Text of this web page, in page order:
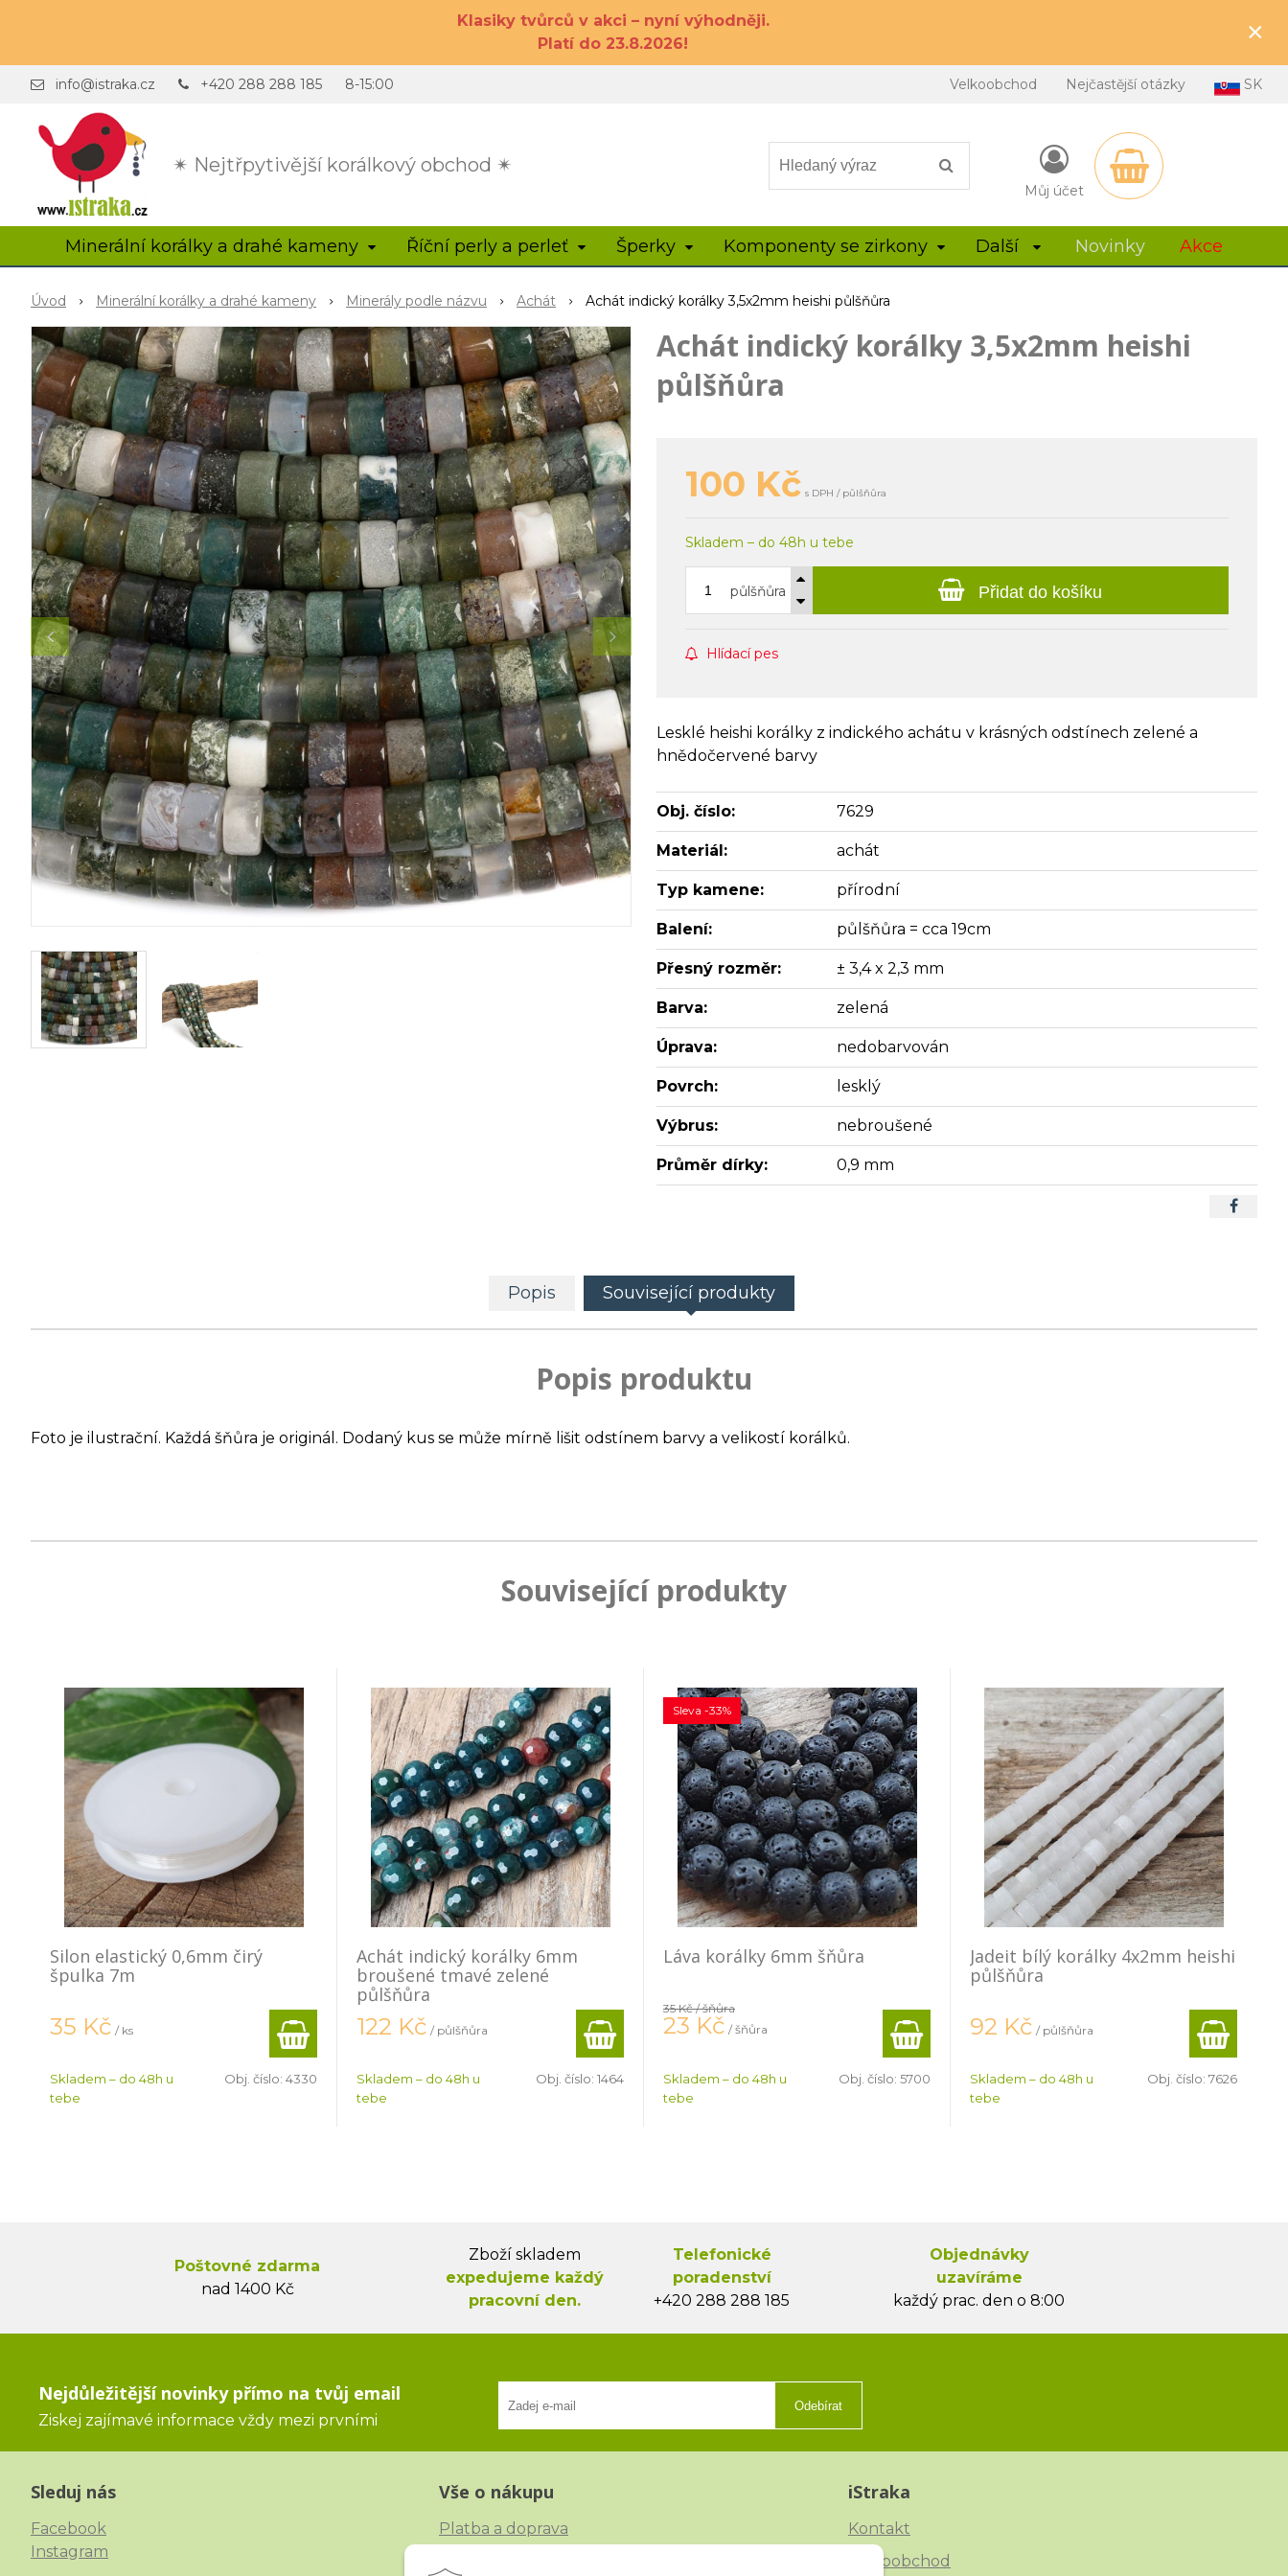
Klasiky tvůrců v akci – nyní výhodněji.
Platí do 23.8.2026!
×
✴ Nejtřpytivější korálkový obchod ✴
info@istraka.cz +420 288 288 185 8-15:00 Velkoobchod Nejčastější otázky SK
Můj účet
Minerální korálky a drahé kameny Říční perly a perleť Šperky Komponenty se zirkony Další Novinky Akce
Úvod Minerální korálky a drahé kameny Minerály podle názvu Achát Achát indický korálky 3,5x2mm heishi půlšňůra
Achát indický korálky 3,5x2mm heishi
půlšňůra
100 Kč s DPH / půlšňůra
Skladem – do 48h u tebe
půlšňůra Přidat do košíku
Hlídací pes
Lesklé heishi korálky z indického achátu v krásných odstínech zelené a
hnědočervené barvy
Obj. číslo: 7629
Materiál: achát
Typ kamene: přírodní
Balení: půlšňůra = cca 19cm
Přesný rozměr: ± 3,4 x 2,3 mm
Barva: zelená
Úprava: nedobarvován
Povrch: lesklý
Výbrus: nebroušené
Průměr dírky: 0,9 mm
Popis Související produkty
Popis produktu
Foto je ilustrační. Každá šňůra je originál. Dodaný kus se může mírně lišit odstínem barvy a velikostí korálků.
Související produkty
Silon elastický 0,6mm čirý
špulka 7m
35 Kč / ks
Skladem – do 48h u
tebe
Obj. číslo: 4330
Achát indický korálky 6mm
broušené tmavé zelené
půlšňůra
122 Kč / půlšňůra
Skladem – do 48h u
tebe
Obj. číslo: 1464
Láva korálky 6mm šňůra
Sleva -33%
35 Kč/ šňůra
23 Kč / šňůra
Skladem – do 48h u
tebe
Obj. číslo: 5700
Jadeit bílý korálky 4x2mm heishi
půlšňůra
92 Kč / půlšňůra
Skladem – do 48h u
tebe
Obj. číslo: 7626
Poštovné zdarma
nad 1400 Kč
Zboží skladem
expedujeme každý
pracovní den.
Telefonické
poradenství
+420 288 288 185
Objednávky
uzavíráme
každý prac. den o 8:00
Nejdůležitější novinky přímo na tvůj email
Ziskej zajímavé informace vždy mezi prvními
Odebírat
Sleduj nás
Facebook
Instagram
Vše o nákupu
Platba a doprava
iStraka
Kontakt
Velkoobchod